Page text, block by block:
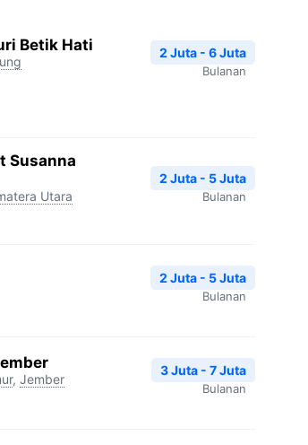
Betik Hati 2 Juta - 6 Juta
Bulanan
Susanna
Utara
2 Juta - 5 Juta
Bulanan
2 Juta - 5 Juta
Bulanan
, Jember
3 Juta - 7 Juta
Bulanan